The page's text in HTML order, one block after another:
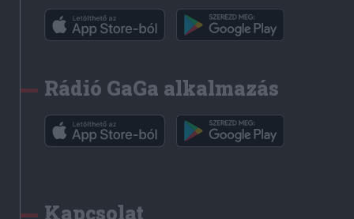
Rádió GaGa alkalmazás
Kapcsolat